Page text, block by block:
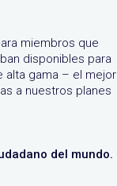
miembros que
disponibles para
alta gama – el mejor
a nuestros planes
del mundo.